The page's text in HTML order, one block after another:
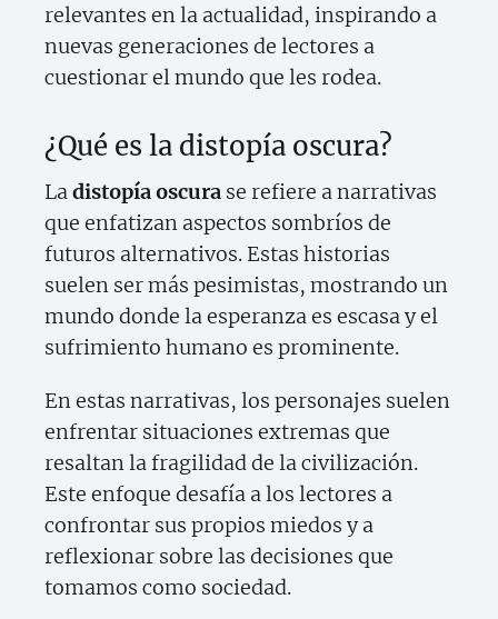
relevantes en la actualidad, inspirando a
nuevas generaciones de lectores a
cuestionar el mundo que les rodea.
¿Qué es la distopía oscura?
Ladistopía oscura se refiere a narrativas
que enfatizan aspectos sombríos de
futuros alternativos. Estas historias
suelen ser más pesimistas, mostrando un
mundo donde la esperanza es escasa y el
sufrimiento humano es prominente.
En estas narrativas, los personajes suelen
enfrentar situaciones extremas que
resaltan la fragilidad de la civilización.
Este enfoque desafía a los lectores a
confrontar sus propios miedos y a
reflexionar sobre las decisiones que
tomamos como sociedad.